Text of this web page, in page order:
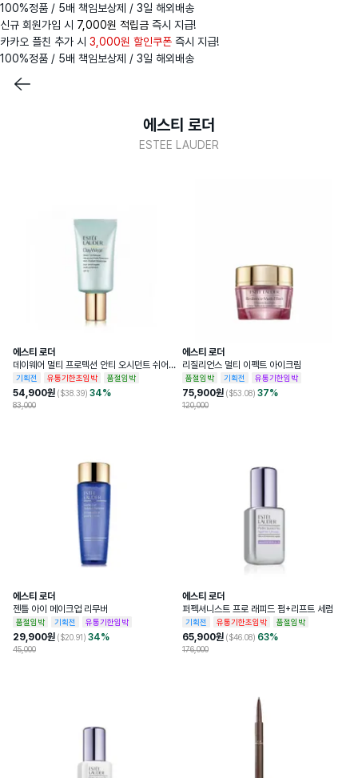
100%정품 / 5배 책임보상제 / 3일 해외배송
신규 회원가입 시 7,000원 적립금 즉시 지급!
카카오 플친 추가 시 3,000원 할인쿠폰 즉시 지급!
100%정품 / 5배 책임보상제 / 3일 해외배송
에스티 로더
ESTEE LAUDER
에스티 로더
데이웨어 멀티 프로텍션 안티 오시던트 쉬어
틴트 SPF15
기획전 유통기한초임박 품절임박
54,900원 ($38.39) 34%
83,000
에스티 로더
리질리언스 멀티 이펙트 아이크림
품절임박 기획전 유통기한임박
75,900원 ($53.08) 37%
120,000
에스티 로더
젠틀 아이 메이크업 리무버
품절임박 기획전 유통기한임박
29,900원 ($20.91) 34%
45,000
에스티 로더
퍼펙셔니스트 프로 래피드 펌+리프트 세럼
기획전 유통기한초임박 품절임박
65,900원 ($46.08) 63%
176,000